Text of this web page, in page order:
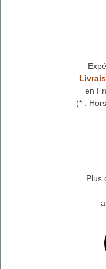
en
(* :
Plus